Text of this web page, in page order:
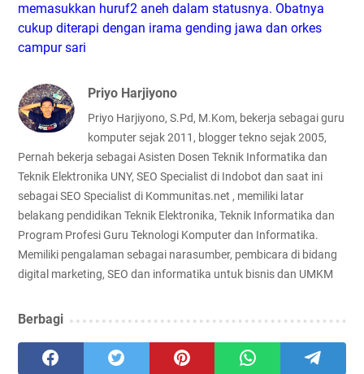
memasukkan huruf2 aneh dalam statusnya. Obatnya
cukup diterapi dengan irama gending jawa dan orkes
campur sari
Priyo Harjiyono
Priyo Harjiyono, S.Pd, M.Kom, bekerja sebagai guru
komputer sejak 2011, blogger tekno sejak 2005,
Pernah bekerja sebagai Asisten Dosen Teknik Informatika dan
Teknik Elektronika UNY, SEO Specialist di Indobot dan saat ini
sebagai SEO Specialist di Kommunitas.net , memiliki latar
belakang pendidikan Teknik Elektronika, Teknik Informatika dan
Program Profesi Guru Teknologi Komputer dan Informatika.
Memiliki pengalaman sebagai narasumber, pembicara di bidang
digital marketing, SEO dan informatika untuk bisnis dan UMKM
Berbagi